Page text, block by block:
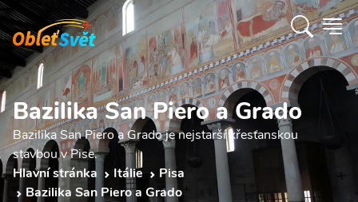
Bazilika San Piero a Grado
Bazilika San Piero a Grado je nejstarší křesťanskou
stavbou v Pise.
Hlavní stránka
Itálie
Pisa
Bazilika San Piero a Grado